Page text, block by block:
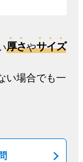
厚さやサイズ
い場合でも一